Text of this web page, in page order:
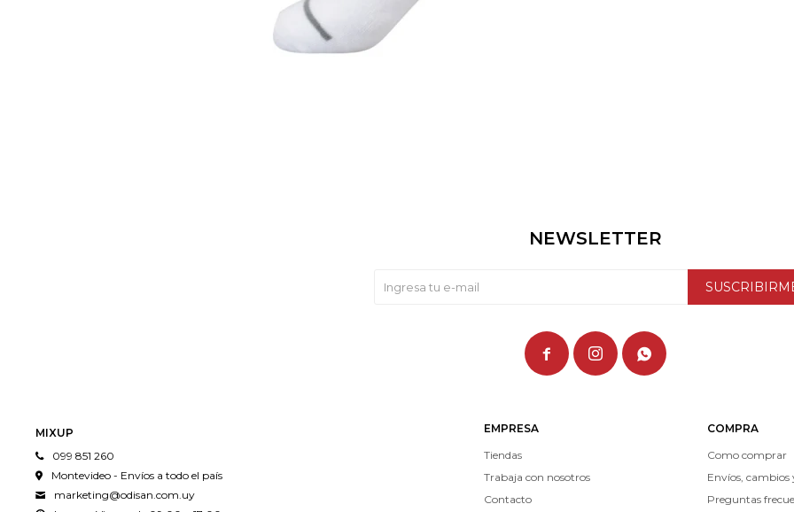
MIXUP
099 851 260
Montevideo - Envíos a todo el país
marketing@odisan.com.uy
EMPRESA
Tiendas
Trabaja con nosotros
Contacto
COMPRA
Como comprar
Envíos, cambios
Preguntas
NEWSLETTER
  